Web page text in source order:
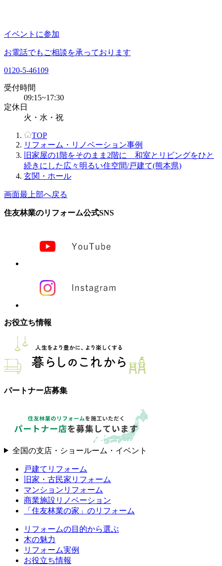
イベントに参加
お電話でもご相談を承っております
0120-5-46109
受付時間
09:15~17:30
定休日
火・水・祝
TOP
リフォーム・リノベーション事例
旧家屋の1階をそのまま2階に 和室とリビングをひと
続きにした広々明るい住空間/戸建て(熊本県)
玄関・ホール
画面最上部へ戻る
住友林業のリフォーム公式SNS
お役立ち情報
パートナー店募集
全国の支店・ショールーム・イベント
戸建てリフォーム
旧家・古民家リフォーム
マンションリフォーム
商業施設リノベーション
「住友林業の家」のリフォーム
リフォームの目的から選ぶ
木の魅力
リフォーム実例
お役立ち情報